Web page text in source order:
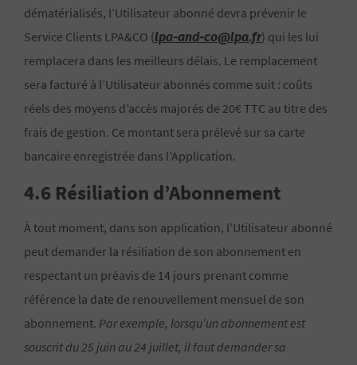
dématérialisés, l’Utilisateur abonné devra prévenir le
Service Clients LPA&CO (lpa-and-co@lpa.fr) qui les lui
remplacera dans les meilleurs délais. Le remplacement
sera facturé à l’Utilisateur abonnés comme suit : coûts
réels des moyens d’accès majorés de 20€ TTC au titre des
frais de gestion. Ce montant sera prélevé sur sa carte
bancaire enregistrée dans l’Application.
4.6 Résiliation d’Abonnement
À tout moment, dans son application, l’Utilisateur abonné
peut demander la résiliation de son abonnement en
respectant un préavis de 14 jours prenant comme
référence la date de renouvellement mensuel de son
abonnement. Par exemple, lorsqu’un abonnement est
souscrit du 25 juin au 24 juillet, il faut demander sa